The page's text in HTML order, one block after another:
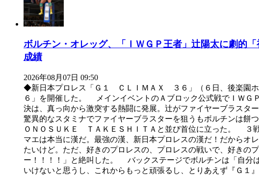
ボルチン・オレッグ、「ＩＷＧＰ王者」辻陽太に劇的
成績
2026年08月07日 09:50
◆新日本プロレス「Ｇ１ ＣＬＩＭＡＸ ３６」（６日、後楽園
６」を開催した。 メインイベントのＡブロック公式戦でＩＷ
決は、真っ向から激突する熱闘に発展。辻がファイヤーブラス
驚異的なスタミナでファイヤーブラスターを狙うもボルチンは餅
ＯＮＯＳＵＫＥ ＴＡＫＥＳＨＩＴＡと並び首位に立った。 ３
マエは本当に漢だ。最強の漢、新日本プロレスの漢だ！だから
たいけど。ただ、好きのプロレスの、プロレスの戦いで、好き
ー！！！！」と絶叫した。 バックステージでボルチンは「自分
いけないと思うし、これからもっと頑張るし、とりあえず『Ｇ１